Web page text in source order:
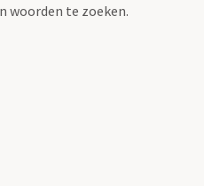
woorden te zoeken.